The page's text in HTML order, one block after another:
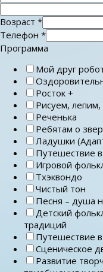
Возраст *
Телефон *
Программа
Мой друг
Росток +
Рисуем, лепим,
Реченька
Ребятам о
Ладушки
Путешествие
Игровой
Тхэквондо
Чистый тон
Песня – душа
Детский
традиций
Путешествие
Сценическое
Развитие